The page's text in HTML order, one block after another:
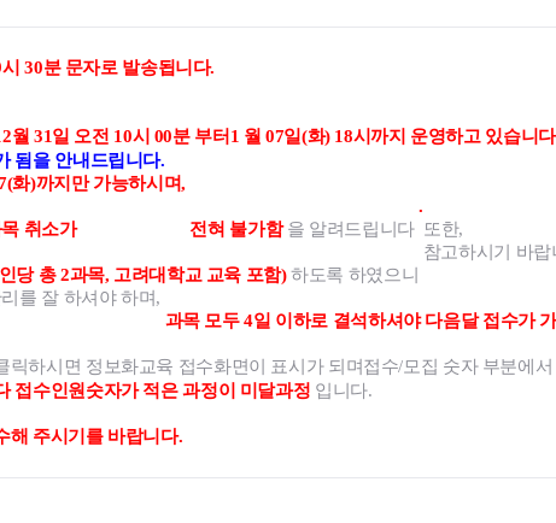
회관
치회관
30분 문자로 발송됩니다.
월 31일 오전 10시 00분 부터1 월 07일(화) 18시까지 운영하고 있습니다
됨을 안내드립니다.
화)까지만 가능하시며,
취소가 전혀 불가함 을 알려드립니다
.
또한,
당 총 2과목, 고려대학교 교육 포함) 하도록 하였으니
참고하시기 바랍
를 잘 하셔야 하며,
과목 모두 4일 이하로 결석하셔야 다음달 접수가
릭하시면 정보화교육 접수화면이 표시가 되며접수/모집 숫자 부분에
접수인원숫자가 적은 과정이 미달과정 입니다.
해 주시기를 바랍니다.